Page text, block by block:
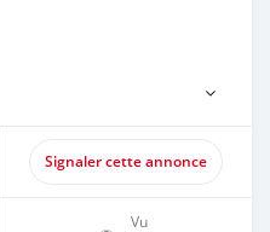
Signaler cette annonce
Vu